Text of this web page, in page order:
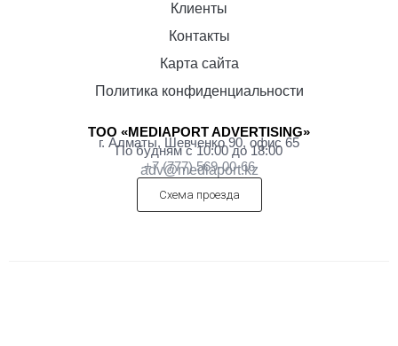
Клиенты
Контакты
Карта сайта
Политика конфиденциальности
ТОО «MEDIAPORT ADVERTISING»
г. Алматы, Шевченко 90, офис 65
По будням с 10:00 до 18:00
+7 (777) 569-00-66
adv@mediaport.kz
Схема проезда